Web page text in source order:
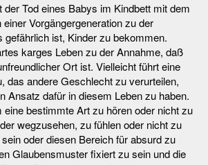
der Tod eines Babys im Kindbett mit dem
Vorgängergeneration zu der
gefährlich ist, Kinder zu bekommen.
karges Leben zu der Annahme, daß
Ort ist. Vielleicht führt eine
das andere Geschlecht zu verurteilen,
Ansatz dafür in diesem Leben zu haben.
eine bestimmte Art zu hören oder nicht zu
wegzusehen, zu fühlen oder nicht zu
oder diesen Bereich für absurd zu
Glaubensmuster fixiert zu sein und die